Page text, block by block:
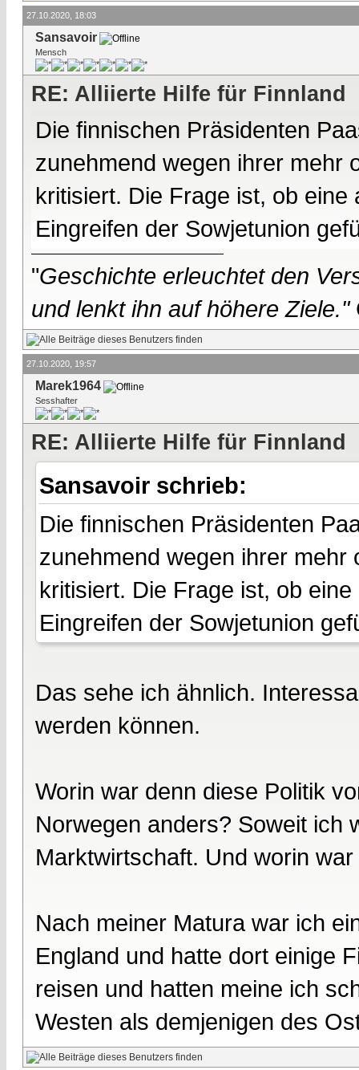
27.10.2020, 18:03
Sansavoir
Mensch
RE: Alliierte Hilfe für Finnland
Die finnischen Präsidenten
zunehmend wegen ihrer mehr
kritisiert. Die Frage ist, ob
Eingreifen der Sowjetunion
"Geschichte erleuchtet den
und lenkt ihn auf höhere Ziele."
27.10.2020, 19:57
Marek1964
Sesshafter
RE: Alliierte Hilfe für Finnland
Sansavoir schrieb:
Die finnischen Präsidenten
zunehmend wegen ihrer
kritisiert. Die Frage ist, ob
Eingreifen der Sowjetunion
Das sehe ich ähnlich.
werden können.
Worin war denn diese Politik
Norwegen anders? Soweit ich
Marktwirtschaft. Und worin
Nach meiner Matura war ich
England und hatte dort einige
reisen und hatten meine ich
Westen als demjenigen des